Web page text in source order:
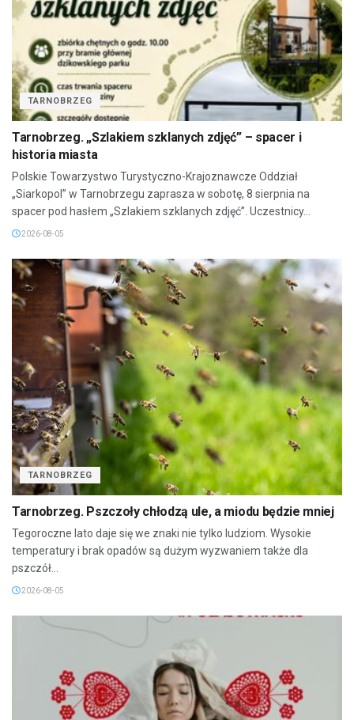
TARNOBRZEG
Tarnobrzeg. „Szlakiem szklanych zdjęć” – spacer i
historia miasta
Polskie Towarzystwo Turystyczno-Krajoznawcze Oddział
„Siarkopol” w Tarnobrzegu zaprasza w sobotę, 8 sierpnia na
spacer pod hasłem „Szlakiem szklanych zdjęć”. Uczestnicy...
2026-08-05
TARNOBRZEG
Tarnobrzeg. Pszczoły chłodzą ule, a miodu będzie mniej
Tegoroczne lato daje się we znaki nie tylko ludziom. Wysokie
temperatury i brak opadów są dużym wyzwaniem także dla
pszczół...
2026-08-05